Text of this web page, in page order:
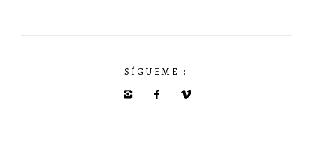
SÍGUEME :